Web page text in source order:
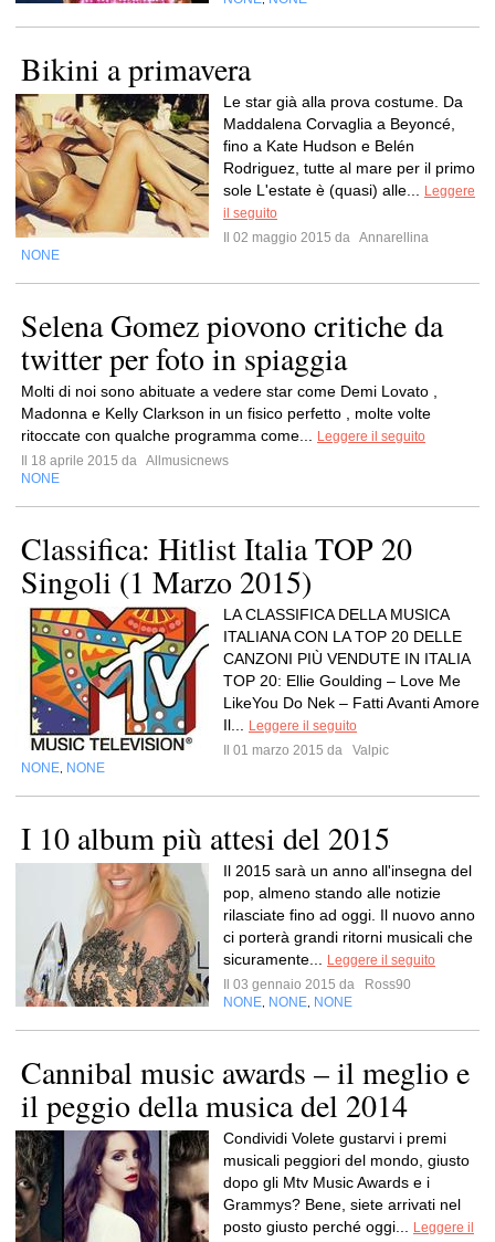
Bikini a primavera
Le star già alla prova costume. Da
Maddalena Corvaglia a Beyoncé,
fino a Kate Hudson e Belén
Rodriguez, tutte al mare per il primo
sole L'estate è (quasi) alle...
Leggere
il seguito
Il 02 maggio 2015 da Annarellina
NONE
Selena Gomez piovono critiche da
twitter per foto in spiaggia
Molti di noi sono abituate a vedere star come Demi Lovato ,
Madonna e Kelly Clarkson in un fisico perfetto , molte volte
ritoccate con qualche programma come...
Leggere il seguito
Il 18 aprile 2015 da Allmusicnews
NONE
Classifica: Hitlist Italia TOP 20
Singoli (1 Marzo 2015)
LA CLASSIFICA DELLA MUSICA
ITALIANA CON LA TOP 20 DELLE
CANZONI PIÙ VENDUTE IN ITALIA
TOP 20: Ellie Goulding – Love Me
LikeYou Do Nek – Fatti Avanti Amore
Il...
Leggere il seguito
Il 01 marzo 2015 da
Valpic
NONE NONE
I 10 album più attesi del 2015
Il 2015 sarà un anno all'insegna del
pop, almeno stando alle notizie
rilasciate fino ad oggi. Il nuovo anno
ci porterà grandi ritorni musicali che
sicuramente...
Leggere il seguito
Il 03 gennaio 2015 da
Ross90
NONE NONE NONE
Cannibal music awards – il meglio e
il peggio della musica del 2014
Condividi Volete gustarvi i premi
musicali peggiori del mondo, giusto
dopo gli Mtv Music Awards e i
Grammys? Bene, siete arrivati nel
posto giusto perché oggi...
Leggere il